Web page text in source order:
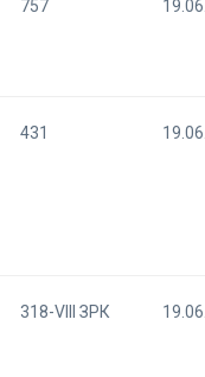
757
431
318-VIII ЗРК